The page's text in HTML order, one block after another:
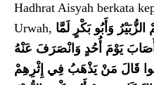
Hadhrat Aisyah berkata
Urwah, وَأَبُو بَكْرٍ لَمَّا
يَوْمَ أُحُدٍ وَانْصَرَفَ عَنْهُ
قَالَ مَنْ يَذْهَبُ فِي إِثْرِهِمْ